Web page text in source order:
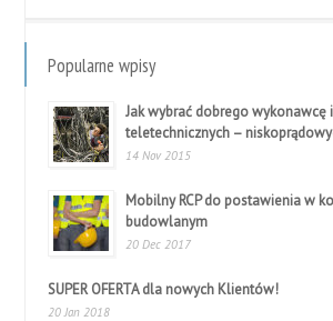
Popularne wpisy
Jak wybrać dobrego wykonawcę
teletechnicznych –
14 Nov 2015
Mobilny RCP do postawienia w
budowlanym
20 Dec 2017
SUPER OFERTA dla nowych Klientów!
20 Jan 2018